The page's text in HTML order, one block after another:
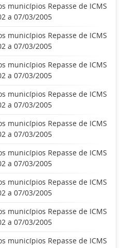
municípios Repasse de ICMS
a 07/03/2005
municípios Repasse de ICMS
a 07/03/2005
municípios Repasse de ICMS
a 07/03/2005
municípios Repasse de ICMS
a 07/03/2005
municípios Repasse de ICMS
a 07/03/2005
municípios Repasse de ICMS
a 07/03/2005
municípios Repasse de ICMS
a 07/03/2005
municípios Repasse de ICMS
a 07/03/2005
municípios Repasse de ICMS